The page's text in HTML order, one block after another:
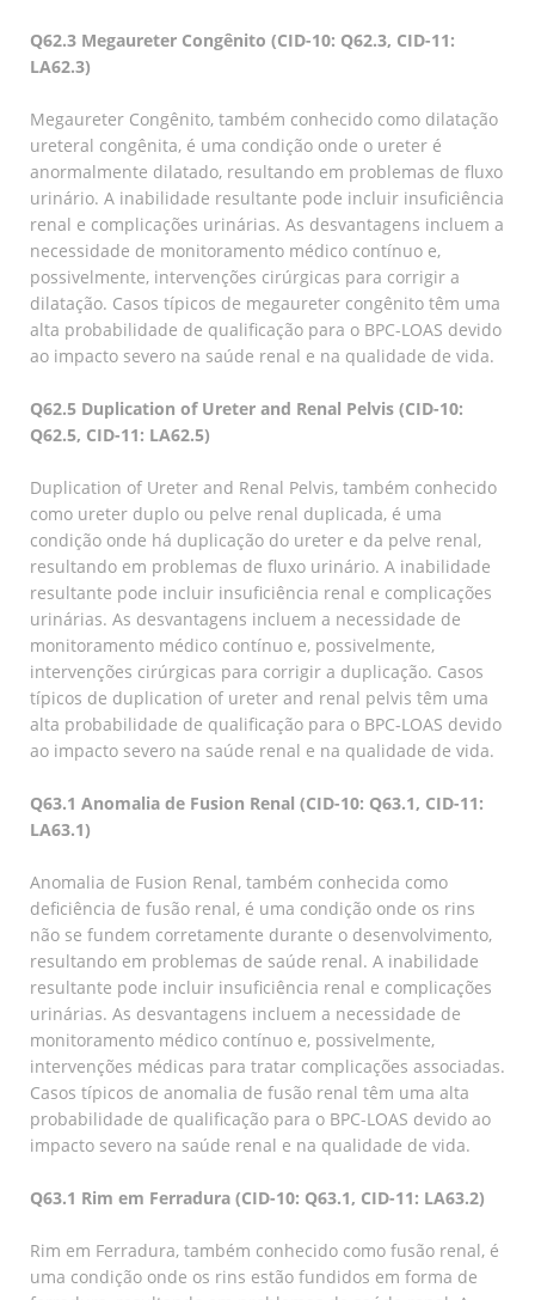
Q62.3 Megaureter Congênito (CID-10: Q62.3, CID-11:
LA62.3)
Megaureter Congênito, também conhecido como dilatação
ureteral congênita, é uma condição onde o ureter é
anormalmente dilatado, resultando em problemas de fluxo
urinário. A inabilidade resultante pode incluir insuficiência
renal e complicações urinárias. As desvantagens incluem a
necessidade de monitoramento médico contínuo e,
possivelmente, intervenções cirúrgicas para corrigir a
dilatação. Casos típicos de megaureter congênito têm uma
alta probabilidade de qualificação para o BPC-LOAS devido
ao impacto severo na saúde renal e na qualidade de vida.
Q62.5 Duplication of Ureter and Renal Pelvis (CID-10:
Q62.5, CID-11: LA62.5)
Duplication of Ureter and Renal Pelvis, também conhecido
como ureter duplo ou pelve renal duplicada, é uma
condição onde há duplicação do ureter e da pelve renal,
resultando em problemas de fluxo urinário. A inabilidade
resultante pode incluir insuficiência renal e complicações
urinárias. As desvantagens incluem a necessidade de
monitoramento médico contínuo e, possivelmente,
intervenções cirúrgicas para corrigir a duplicação. Casos
típicos de duplication of ureter and renal pelvis têm uma
alta probabilidade de qualificação para o BPC-LOAS devido
ao impacto severo na saúde renal e na qualidade de vida.
Q63.1 Anomalia de Fusion Renal (CID-10: Q63.1, CID-11:
LA63.1)
Anomalia de Fusion Renal, também conhecida como
deficiência de fusão renal, é uma condição onde os rins
não se fundem corretamente durante o desenvolvimento,
resultando em problemas de saúde renal. A inabilidade
resultante pode incluir insuficiência renal e complicações
urinárias. As desvantagens incluem a necessidade de
monitoramento médico contínuo e, possivelmente,
intervenções médicas para tratar complicações associadas.
Casos típicos de anomalia de fusão renal têm uma alta
probabilidade de qualificação para o BPC-LOAS devido ao
impacto severo na saúde renal e na qualidade de vida.
Q63.1 Rim em Ferradura (CID-10: Q63.1, CID-11: LA63.2)
Rim em Ferradura, também conhecido como fusão renal, é
uma condição onde os rins estão fundidos em forma de